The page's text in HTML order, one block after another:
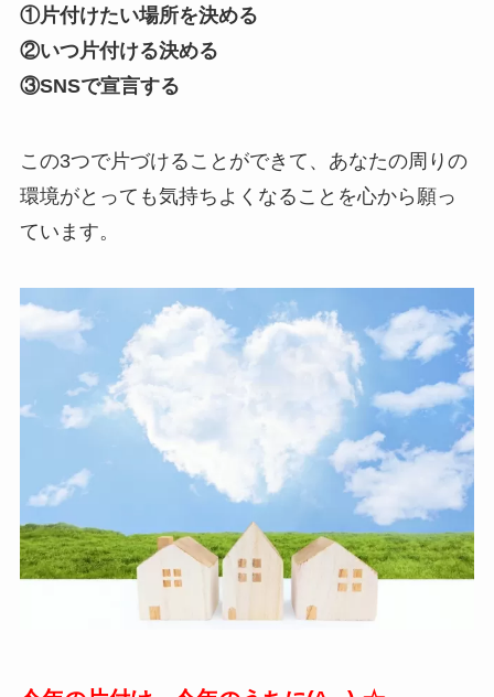
①片付けたい場所を決める
②いつ片付ける決める
③SNSで宣言する
この3つで片づけることができて、あなたの周りの
環境がとっても気持ちよくなることを心から願っ
ています。